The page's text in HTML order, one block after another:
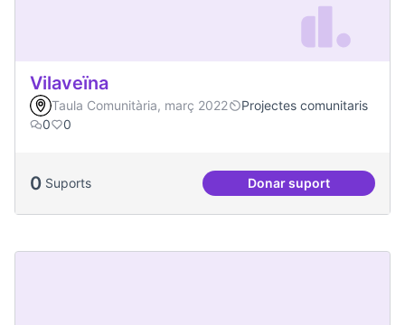
Vilaveïna
Taula Comunitària, març 2022
Projectes comunitaris
0
0
0 Suports Donar suport
Vilaveïna